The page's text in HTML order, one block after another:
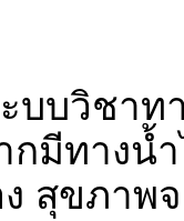
บบวิชาท
มีทางน้
ง สุขภา